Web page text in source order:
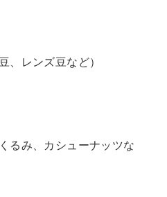
、レンズ豆など）
るみ、カシューナッツな